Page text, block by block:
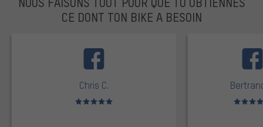
CE DONT TON BIKE A BESOIN
Chris C.
Note moyenne : 5 sur 5 Note